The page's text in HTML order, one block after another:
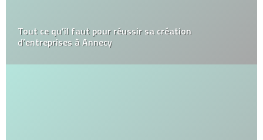
Tout ce qu’il faut pour réussir sa création
d’entreprises à Annecy